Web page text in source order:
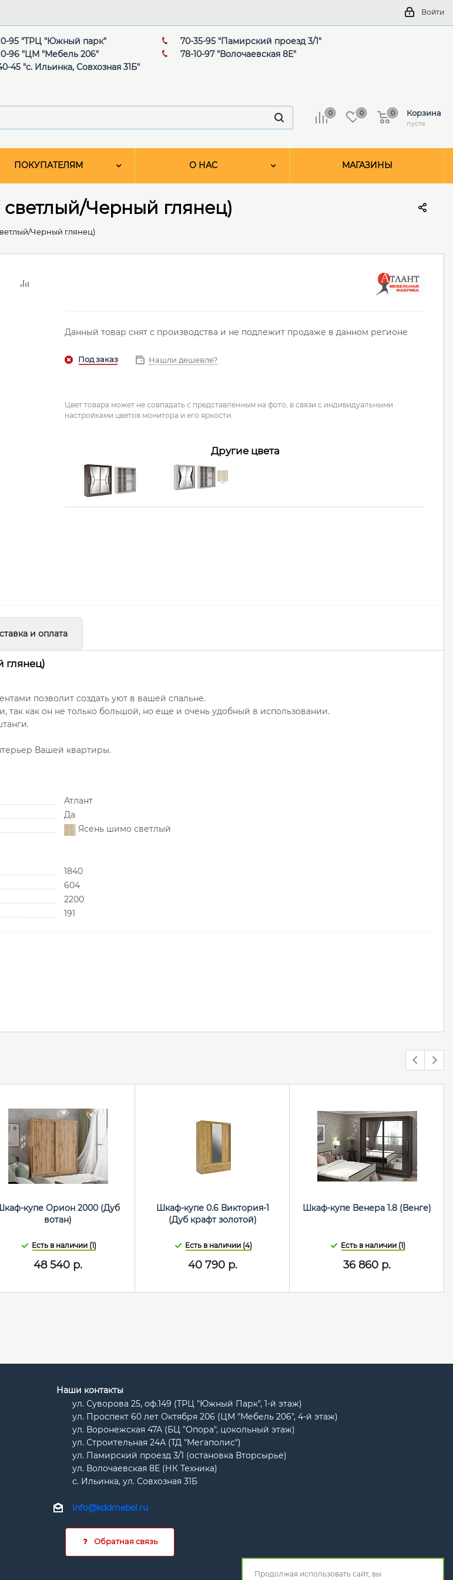
Войти
95 "ТРЦ "Южный парк"
96 "ЦМ "Мебель 206"
45 "с. Ильинка, Совхозная 31Б"
70-35-95 "Памирский проезд 3/1"
78-10-97 "Волочаевская 8Е"
0 0 Корзина
пуста
0
ПОКУПАТЕЛЯМ О НАС МАГАЗИНЫ
Черный глянец)
Черный глянец)
Данный товар снят с производства и не подлежит продаже в данном регионе
Нашли дешевле?
Цвет товара может не совпадать с представленным на фото, в связи с индивидуальными
настройками цветов монитора и его яркости.
Другие цвета
и оплата
глянец)
позволит создать уют в вашей спальне.
как он не только большой, но еще и очень удобный в использовании.
Вашей квартиры.
Атлант
Да
Ясень шимо светлый
1840
604
2200
191
купе Орион 2000 (Дуб
вотан)
Есть в наличии (1)
48 540 р.
Шкаф-купе 0.6 Виктория-1
(Дуб крафт золотой)
Есть в наличии (4)
40 790р.
Шкаф-купе Венера 1.8 (Венге)
Есть в наличии (1)
36 860 р.
Наши контакты
ул. Суворова 25, оф.149 (ТРЦ "Южный Парк", 1-й этаж)
ул. Проспект 60 лет Октября 206 (ЦМ "Мебель 206", 4-й этаж)
ул. Воронежская 47А (БЦ "Опора", цокольный этаж)
ул. Строительная 24А (ТД "Мегаполис")
ул. Памирский проезд 3/1 (остановка Вторсырье)
ул. Волочаевская 8Е (НК Техника)
с. Ильинка, ул. Совхозная 31Б
info@kddmebel.ru
Обратная связь
Продолжая использовать сайт, вы